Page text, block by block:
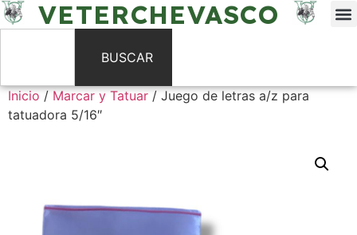
VETERCHEVASCO
BUSCAR
Inicio/Marcar y Tatuar/ Juego de letras a/z para
tatuadora 5/16″